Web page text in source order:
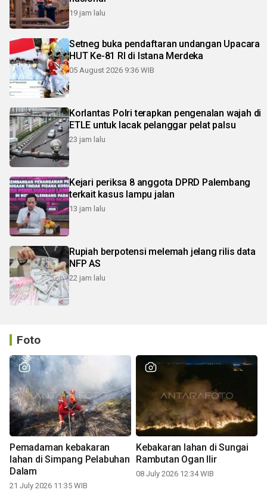
19 jam lalu
Setneg buka pendaftaran undangan Upacara
HUT Ke-81 RI di Istana Merdeka
05 August 2026 9:36 WIB
Korlantas Polri terapkan pengenalan wajah di
ETLE untuk lacak pelanggar pelat palsu
23 jam lalu
Kejari periksa 8 anggota DPRD Palembang
terkait kasus lampu jalan
13 jam lalu
Rupiah berpotensi melemah jelang rilis data
NFP AS
22 jam lalu
Foto
Pemadaman kebakaran
lahan di Simpang Pelabuhan
Dalam
21 July 2026 11:35 WIB
Kebakaran lahan di Sungai
Rambutan Ogan Ilir
08 July 2026 12:34 WIB